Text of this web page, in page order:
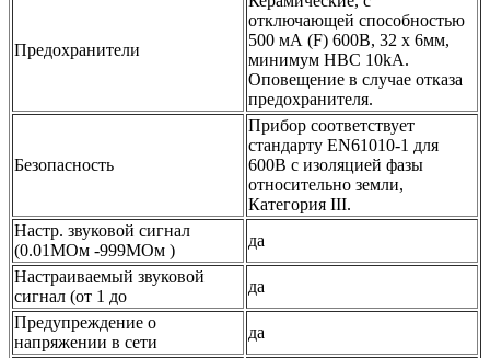
Предохранители
отключающей способностью
500 мА (F) 600В, 32 х 6мм,
минимум HBC 10kА.
Оповещение в случае отказа
предохранителя.
Безопасность
Прибор соответствует
стандарту EN61010-1 для
600В с изоляцией фазы
относительно земли,
Категория III.
Настр. звуковой сигнал
(0.01МОм -999МОм )
да
Настраиваемый звуковой
сигнал (от 1 до
да
Предупреждение о
напряжении в сети
да